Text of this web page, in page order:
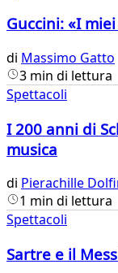
Guccini: «I
di Massimo Gatto
3 min di lettura
Spettacoli
I 200 anni di
musica
di Pierachille
1 min di lettura
Spettacoli
Sartre e il